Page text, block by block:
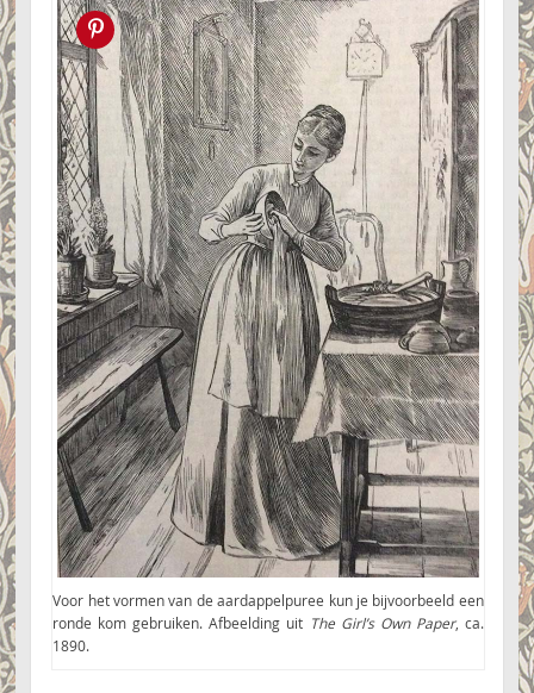
Pin this!
Voor het vormen van de aardappelpuree kun je bijvoorbeeld een
ronde kom gebruiken. Afbeelding uit The Girl’s Own Paper, ca.
1890.